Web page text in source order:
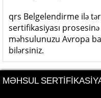
qrs Belgelendirme ilə
sertifikasiyası
məhsulunuzu Avropa
bilərsiniz.
MƏHSUL